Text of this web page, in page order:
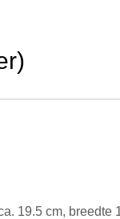
19.5 cm, breedte